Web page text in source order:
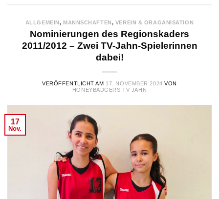
ALLGEMEIN , MANNSCHAFTEN , VEREIN & ORAGANISATION
Nominierungen des Regionskaders
2011/2012 – Zwei TV-Jahn-Spielerinnen
dabei!
VERÖFFENTLICHT AM 17. NOVEMBER 2024 VON
HONEYBADGERS TV JAHN
17
Nov.